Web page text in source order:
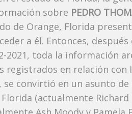
sobre PEDRO
de Orange, Florida
a él. Entonces,
2021, toda la información
registrados en relación con
se convirtió en un asunto
(actualmente